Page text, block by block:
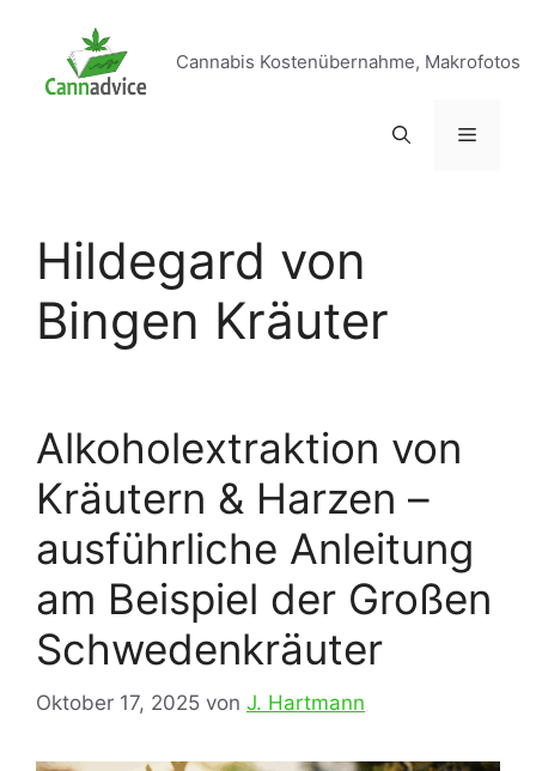
springen
Cannabis Kostenübernahme, Makrofotos
Menü
Hildegard von
Bingen Kräuter
Alkoholextraktion von
Kräutern & Harzen –
ausführliche Anleitung
am Beispiel der Großen
Schwedenkräuter
Oktober 17, 2025 von J. Hartmann